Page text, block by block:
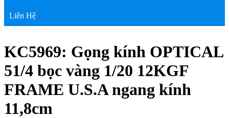
Liên Hệ
KC5969: Gọng kính OPTICAL
51/4 bọc vàng 1/20 12KGF
FRAME U.S.A ngang kính
11,8cm